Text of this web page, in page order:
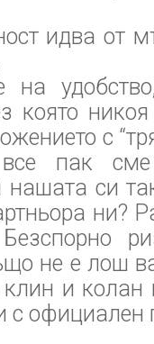
идва от
на
която
с
пак
нашата си
ни?
не е лош
клин и
с официален